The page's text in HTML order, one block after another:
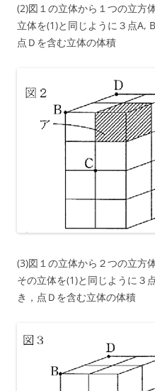
(2)図１の立体から１つの立方
立体を(1)と同じように３点A,
点Ｄを含む立体の体積
(3)図１の立体から２つの立方
その立体を(1)と同じように３
き，点Ｄを含む立体の体積